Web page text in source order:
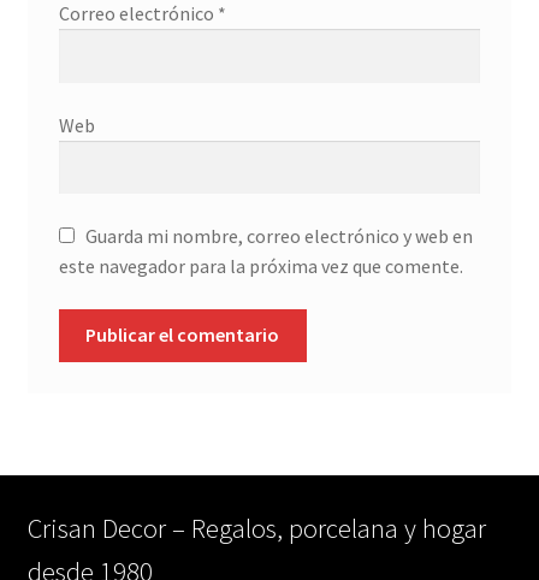
Correo electrónico *
Web
Guarda mi nombre, correo electrónico y web en
este navegador para la próxima vez que comente.
Crisan Decor – Regalos, porcelana y hogar
desde 1980